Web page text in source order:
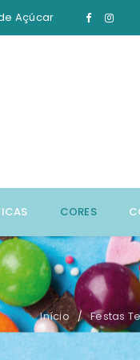
Açúcar
CORES
Início / Festas